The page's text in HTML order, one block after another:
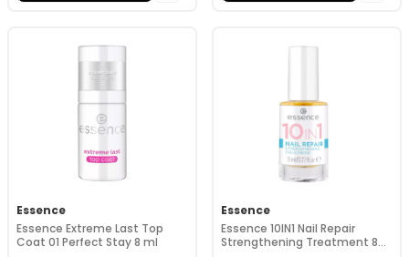
Essence
Essence Extreme Last Top
Coat 01 Perfect Stay 8 ml
Essence
Essence 10IN1 Nail Repair
Strengthening Treatment 8